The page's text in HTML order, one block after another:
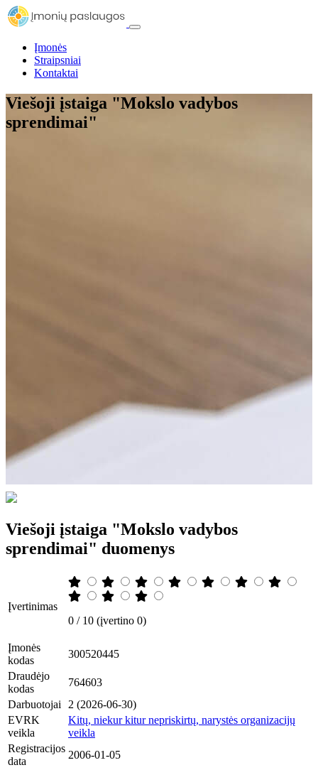
Įmonės
Straipsniai
Kontaktai
Viešoji įstaiga "Mokslo vadybos
sprendimai"
Viešoji įstaiga "Mokslo vadybos
sprendimai" duomenys
Įvertinimas
0 / 10 (įvertino 0)
Įmonės
kodas
300520445
Draudėjo
kodas
764603
Darbuotojai
2 (2026-06-30)
EVRK
veikla
Kitų, niekur kitur nepriskirtų, narystės organizacijų
veikla
Registracijos
data
2006-01-05